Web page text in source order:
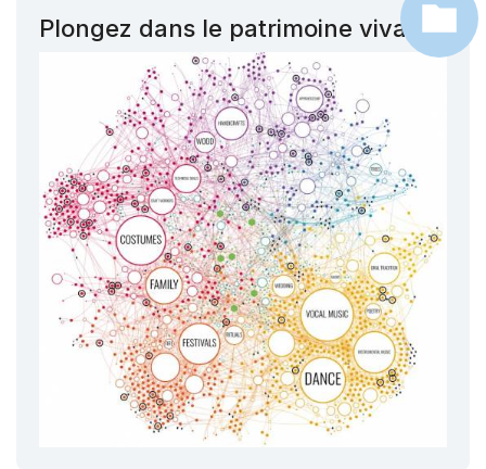
Plongez dans le patrimoine vivant !